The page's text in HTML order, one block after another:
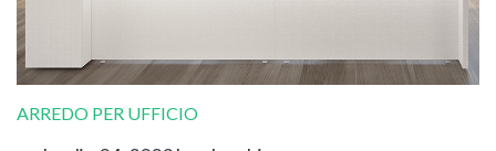
ARREDO PER UFFICIO